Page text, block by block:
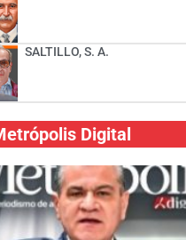
SALTILLO, S. A.
Digital